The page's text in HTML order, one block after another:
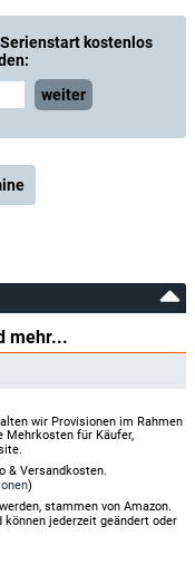
kostenlos
weiter
mehr...
wir Provisionen im Rahmen
Mehrkosten für Käufer,
& Versandkosten.
)
stammen von Amazon.
jederzeit geändert oder